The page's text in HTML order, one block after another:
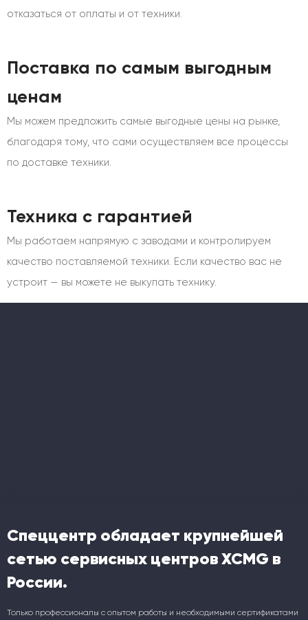
отказаться от оплаты и от техники.
Поставка по самым выгодным
ценам
Мы можем предложить самые выгодные цены на рынке,
благодаря тому, что сами осуществляем все процессы
по доставке техники.
Техника с гарантией
Мы работаем напрямую с заводами и контролируем
качество поставляемой техники. Если качество вас не
устроит — вы можете не выкупать технику.
Спеццентр обладает крупнейшей
сетью сервисных центров XCMG в
России.
Только профессионалы с опытом работы и необходимыми сертификатами